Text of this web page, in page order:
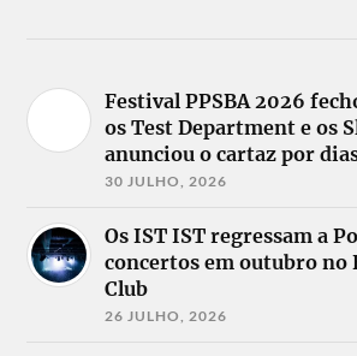
Festival PPSBA 2026
os Test Department e os
anunciou o cartaz por
30 JULHO, 2026
Os IST IST regressam a
concertos em outubro no
Club
26 JULHO, 2026